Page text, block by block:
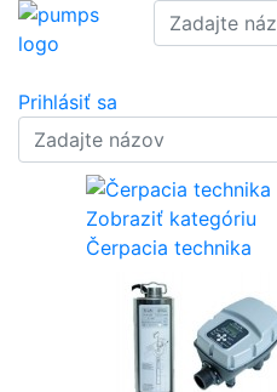
Prihlásiť sa
Zobraziť kategóriu
Čerpacia technika